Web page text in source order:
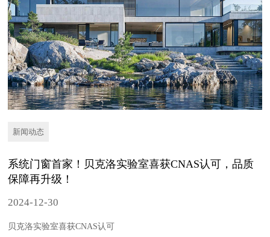
新闻动态
系统门窗首家！贝克洛实验室喜获CNAS认可，品质
保障再升级！
2024-12-30
贝克洛实验室喜获CNAS认可